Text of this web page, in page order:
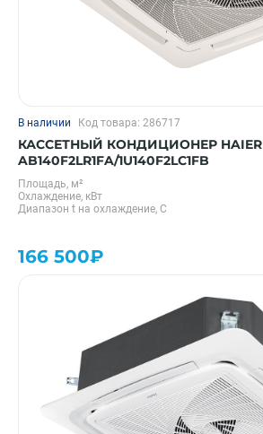
—
20 м² - 2 кВт
25 м² - 2.6 кВт
35 м² - 3.5 кВт
55 м² - 5.5 кВт
Показать еще
Ballu
Royal Clima
Daichi
Shuft
В наличии Код товара: 286717
КАССЕТНЫЙ КОНДИЦИОНЕР HAIER
AB140F2LR1FA/1U140F2LC1FB
Площадь, м²
Охлаждение, кВт
Диапазон t на охлаждение, С
166 500₽